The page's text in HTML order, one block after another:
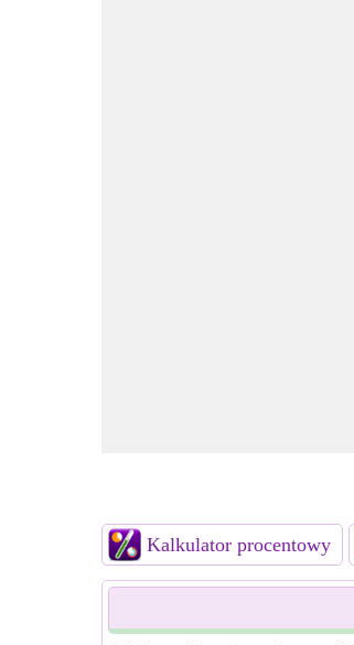
Kalkulator procentowy